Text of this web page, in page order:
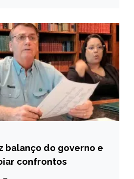
balanço do governo e
confrontos